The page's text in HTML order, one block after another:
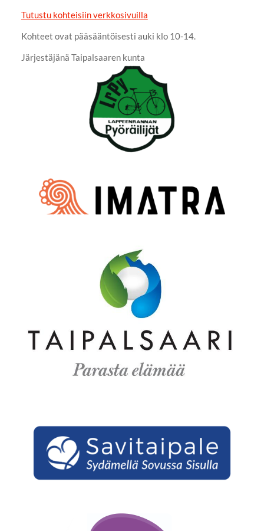
Tutustu kohteisiin verkkosivuilla
Kohteet ovat pääsääntöisesti auki klo 10-14.
Järjestäjänä Taipalsaaren kunta